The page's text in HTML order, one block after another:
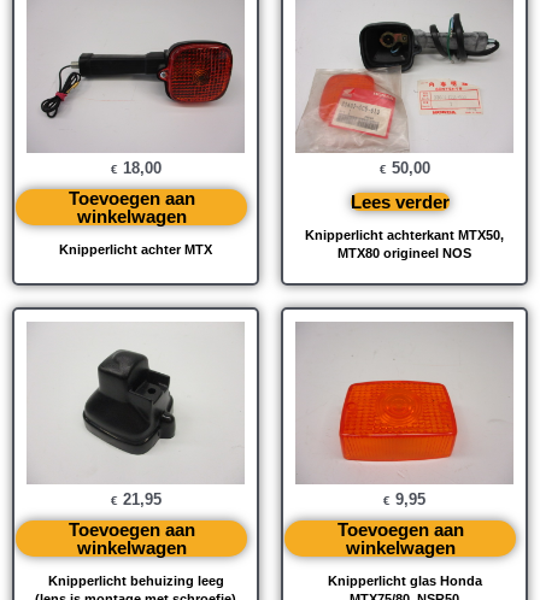
Knipperlicht achter MTX
€ 18,00
Toevoegen aan
winkelwagen
Knipperlicht achterkant MTX50,
MTX80 origineel NOS
€ 50,00
Lees verder
Knipperlicht behuizing leeg
€ 21,95
Toevoegen aan
winkelwagen
Knipperlicht glas Honda
€ 9,95
Toevoegen aan
winkelwagen